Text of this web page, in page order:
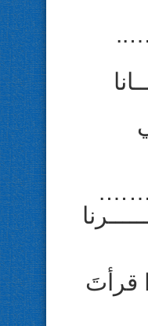
قرأتَ